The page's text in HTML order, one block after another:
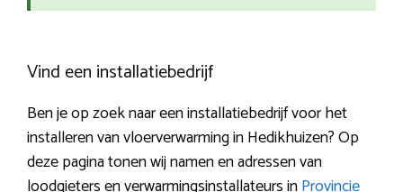
Vind een installatiebedrijf
Ben je op zoek naar een installatiebedrijf voor het
installeren van vloerverwarming in Hedikhuizen? Op
deze pagina tonen wij namen en adressen van